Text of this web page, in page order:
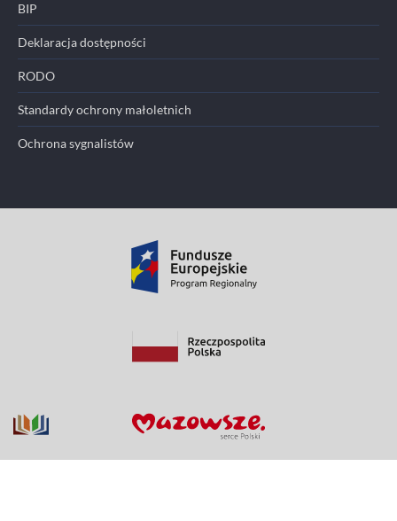
BIP
Deklaracja dostępności
RODO
Standardy ochrony małoletnich
Ochrona sygnalistów